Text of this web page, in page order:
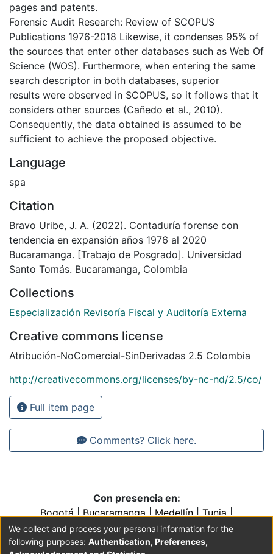
pages and patents.
Forensic Audit Research: Review of SCOPUS
Publications 1976-2018 Likewise, it condenses 95% of
the sources that enter other databases such as Web Of
Science (WOS). Furthermore, when entering the same
search descriptor in both databases, superior
results were observed in SCOPUS, so it follows that it
considers other sources (Cañedo et al., 2010).
Consequently, the data obtained is assumed to be
sufficient to achieve the proposed objective.
Language
spa
Citation
Bravo Uribe, J. A. (2022). Contaduría forense con
tendencia en expansión años 1976 al 2020
Bucaramanga. [Trabajo de Posgrado]. Universidad
Santo Tomás. Bucaramanga, Colombia
Collections
Especialización Revisoría Fiscal y Auditoría Externa
Creative commons license
Atribución-NoComercial-SinDerivadas 2.5 Colombia
http://creativecommons.org/licenses/by-nc-nd/2.5/co/
Full item page
Comments? Click here.
Con presencia en:
Bogotá|Bucaramanga|Medellín|Tunja|
Villavicencio|Conventos y Colegios de la Orden de
Predicadores
We collect and process your personal information for the
following purposes: Authentication, Preferences,